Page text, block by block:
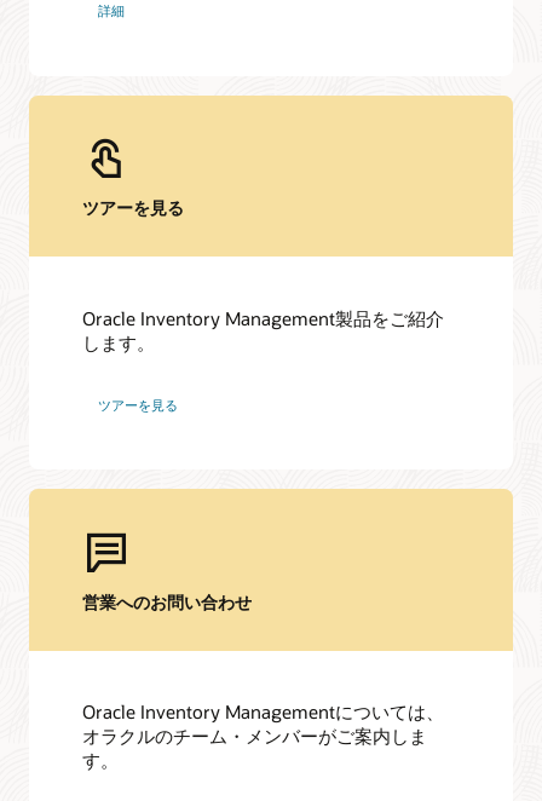
詳細
ツアーを見る
Oracle Inventory Management製品をご紹介
します。
ツアーを見る
営業へのお問い合わせ
Oracle Inventory Managementについては、
オラクルのチーム・メンバーがご案内しま
す。